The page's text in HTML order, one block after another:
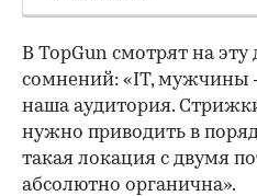
В TopGun смотрят на эту
сомнений: «IT, мужчины
наша аудитория.
нужно приводить в
такая локация с двумя
абсолютно органична».